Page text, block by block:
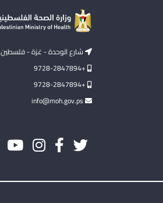
شارع الوحدة - غزة - فلسطين
+9728-2847894
+9728-2847894